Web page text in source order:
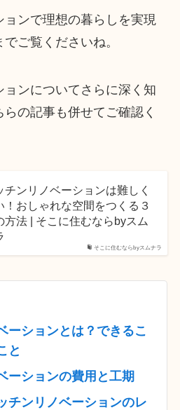
ョンで理想の暮らしを実現
ご覧くださいね。
ンについてさらに深く知
の記事も併せてご確認く
そこに住むならbyスムナラ
チンリノベーションは難しく
！おしゃれな空間をつくる３
方法 | そこに住むならbyスム
ーションとは？できるこ
と
ーションの費用と工期
チンリノベーションのレ